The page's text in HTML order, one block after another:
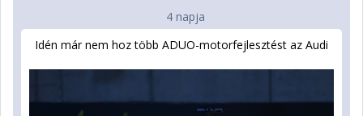
4 napja
Idén már nem hoz több ADUO-motorfejlesztést az Audi